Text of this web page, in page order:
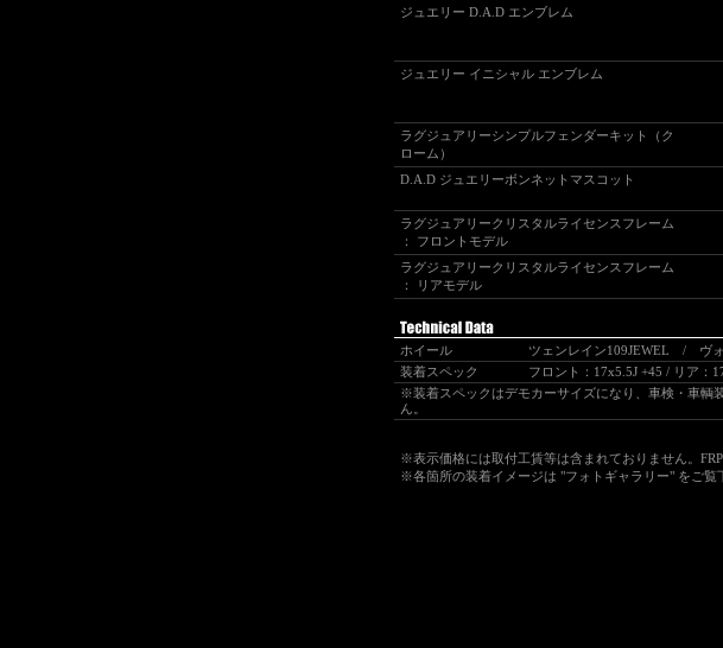
ジュエリー D.A.D エンブレム
ジュエリー イニシャル エンブレム
ラグジュアリーシンプルフェンダーキット（ク
ローム）
D.A.D ジュエリーボンネットマスコット
ラグジュアリークリスタルライセンスフレーム
： フロントモデル
ラグジュアリークリスタルライセンスフレーム
： リアモデル
ホイール
ツェンレイン109JEWEL / ヴォ
装着スペック
フロント：17x5.5J +45 / リア：
※装着スペックはデモカーサイズになり、車検・車輌
ん。
※表示価格には取付工賃等は含まれておりません。FRP
※各箇所の装着イメージは "フォトギャラリー" をご覧